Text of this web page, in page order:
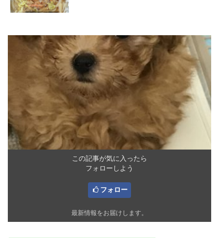
この記事が気に入ったら
フォローしよう
フォロー
最新情報をお届けします。